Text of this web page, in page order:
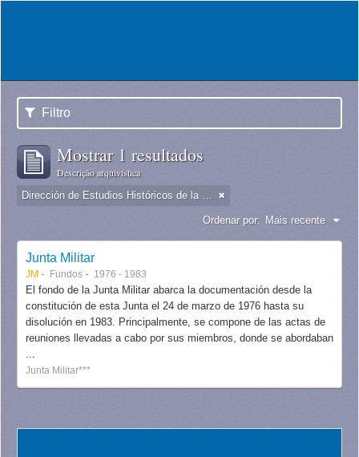
Filtro
Mostrar 1 resultados
Descrição arquivística
Dirección de Estudios Históricos de la Fuerza Aérea
Ordenar por: Mais recente
Junta Militar
JM Fundos 1976 - 1983
El fondo de la Junta Militar abarca la documentación desde la
constitución de esta Junta el 24 de marzo de 1976 hasta su
disolución en 1983. Principalmente, se compone de las actas de
reuniones llevadas a cabo por sus miembros, donde se abordaban
...
Junta Militar***